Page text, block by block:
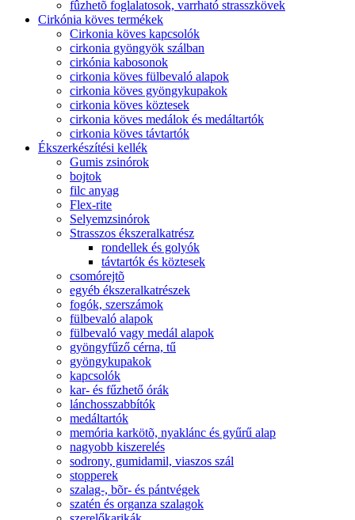
fûzhetõ foglalatosok, varrható strasszkövek
Cirkónia köves termékek
Cirkonia köves kapcsolók
cirkonia gyöngyök szálban
cirkónia kabosonok
cirkonia köves fülbevaló alapok
cirkonia köves gyöngykupakok
cirkonia köves köztesek
cirkonia köves medálok és medáltartók
cirkonia köves távtartók
Ékszerkészítési kellék
Gumis zsinórok
bojtok
filc anyag
Flex-rite
Selyemzsinórok
Strasszos ékszeralkatrész
rondellek és golyók
távtartók és köztesek
csomórejtõ
egyéb ékszeralkatrészek
fogók, szerszámok
fülbevaló alapok
fülbevaló vagy medál alapok
gyöngyfűző cérna, tű
gyöngykupakok
kapcsolók
kar- és fűzhető órák
lánchosszabbítók
medáltartók
memória karkötõ, nyaklánc és gyűrű alap
nagyobb kiszerelés
sodrony, gumidamil, viaszos szál
stopperek
szalag-, bõr- és pántvégek
szatén és organza szalagok